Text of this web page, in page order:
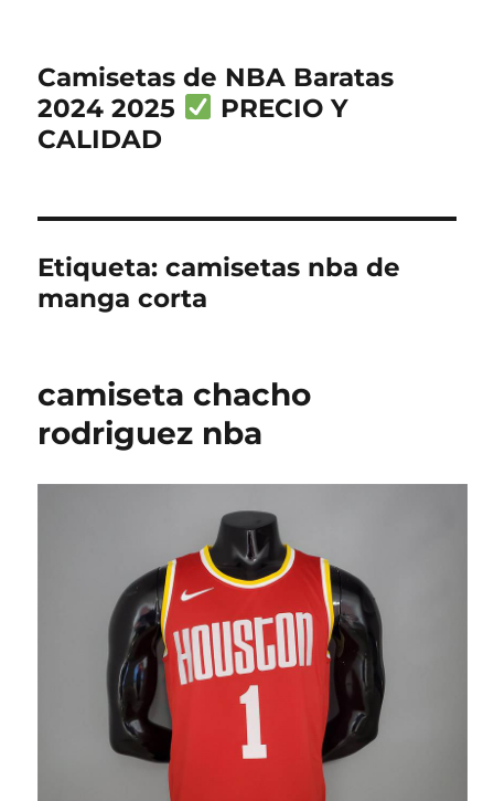
Camisetas de NBA Baratas
2024 2025
PRECIO Y
CALIDAD
Etiqueta:camisetas nba de
manga corta
camiseta chacho
rodriguez nba